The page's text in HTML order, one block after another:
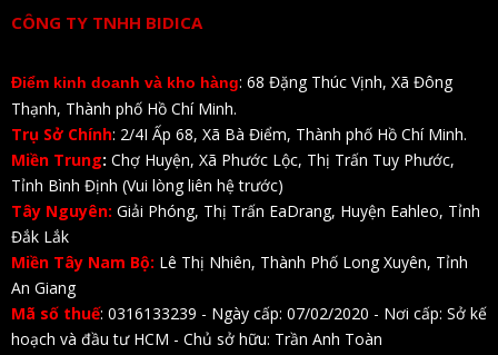
CÔNG TY TNHH BIDICA
Điểm kinh doanh và kho hàng: 68 Đặng Thúc Vịnh, Xã Đông
Thạnh, Thành phố Hồ Chí Minh.
Trụ Sở Chính: 2/4I Ấp 68, Xã Bà Điểm, Thành phố Hồ Chí Minh.
Miền Trung: Chợ Huyện, Xã Phước Lộc, Thị Trấn Tuy Phước,
Tỉnh Bình Định (Vui lòng liên hệ trước)
Tây Nguyên: Giải Phóng, Thị Trấn EaDrang, Huyện Eahleo, Tỉnh
Đắk Lắk
Miền Tây Nam Bộ: Lê Thị Nhiên, Thành Phố Long Xuyên, Tỉnh
An Giang
Mã số thuế: 0316133239 - Ngày cấp: 07/02/2020 - Nơi cấp: Sở kế
hoạch và đầu tư HCM - Chủ sở hữu: Trần Anh Toàn